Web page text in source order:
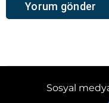
Sosyal